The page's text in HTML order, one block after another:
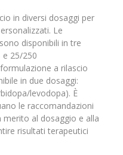
in diversi dosaggi per
Le
disponibili in tre
e 25/250
a rilascio
in due dosaggi:
levodopa). È
le raccomandazioni
al dosaggio e alla
risultati terapeutici